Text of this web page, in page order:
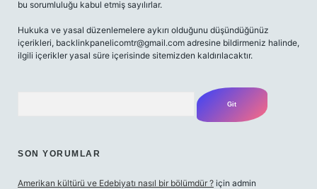
bu sorumluluğu kabul etmiş sayılırlar.
Hukuka ve yasal düzenlemelere aykırı olduğunu düşündüğünüz
içerikleri, backlinkpanelicomtr@gmail.com adresine bildirmeniz halinde,
ilgili içerikler yasal süre içerisinde sitemizden kaldırılacaktır.
SON YORUMLAR
Amerikan kültürü ve Edebiyatı nasıl bir bölümdür ? için admin